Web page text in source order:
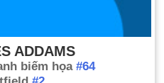
ADDAMS
biếm họa #64